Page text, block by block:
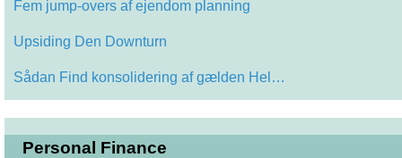
Fem jump-overs af ejendom planning
Upsiding Den Downturn
Sådan Find konsolidering af gælden Hel…
Personal Finance